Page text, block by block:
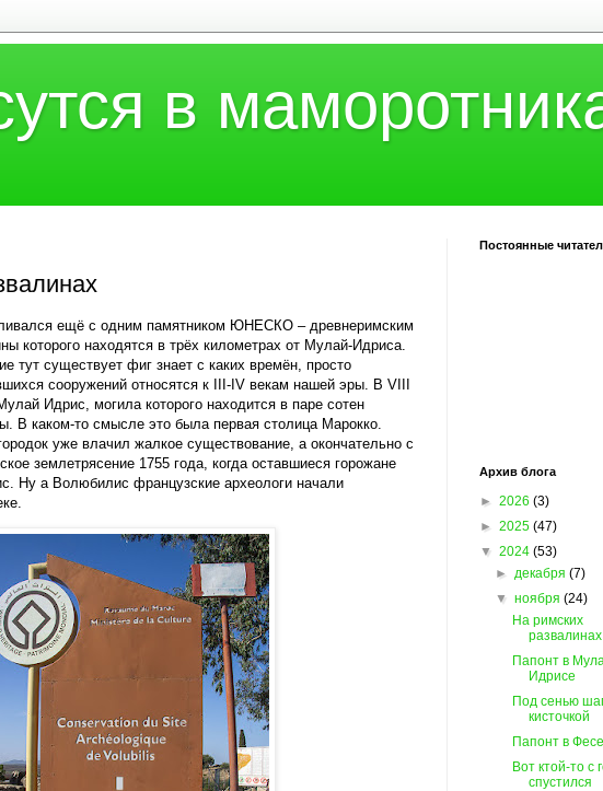
в
ещё с одним памятником ЮНЕСКО – древнеримским
которого находятся в трёх километрах от Мулай-Идриса.
тут существует фиг знает с каких времён, просто
сооружений относятся к III-IV векам нашей эры. В VIII
Идрис, могила которого находится в паре сотен
В каком-то смысле это была первая столица Марокко.
уже влачил жалкое существование, а окончательно с
землетрясение 1755 года, когда оставшиеся горожане
Ну а Волюбилис французские археологи начали
Постоянные
Архив блога
► 2026 (3)
► 2025 (47)
▼ 2024 (53)
►декабря(7)
▼ноября(24)
На римских
развалинах
Папонт в
Идрисе
Под сенью
кисточкой
Папонт в Фесе
Вот ктой-то с
спустился